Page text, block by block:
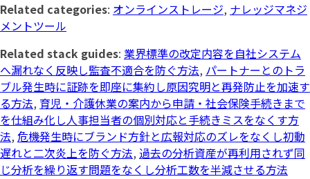
Related categories: オンラインストレージ, ナレッジマネジ
メントツール
Related stack guides: 業界標準の改定内容を自社システム
へ漏れなく反映し監査不適合を防ぐ方法, パートナーとのトラ
ブル発生時に証跡を即座に集約し原因究明と再発防止を加速す
る方法, 育児・介護休業の案内から申請・社会保険手続きまで
を仕組み化し人事担当者の個別対応と手続きミスをなくす方
法, 危機発生時にブランド方針と広報対応のズレをなくし初動
遅れと二次炎上を防ぐ方法, 過去の分析資産が再利用されず同
じ分析を繰り返す問題をなくし分析工数を半減させる方法